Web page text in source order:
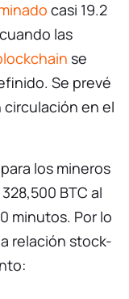
casi 19.2
las
se
Se prevé
en el
los mineros
BTC al
minutos. Por lo
relación stock-